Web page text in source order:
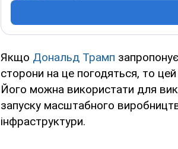
Якщо Дональд Трамп
сторони на це погодяться, то
Його можна використати для
запуску масштабного
інфраструктури.